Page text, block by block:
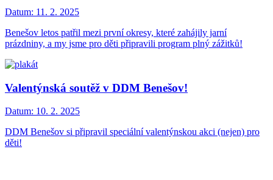
Datum: 11. 2. 2025
Benešov letos patřil mezi první okresy, které zahájily jarní
prázdniny, a my jsme pro děti připravili program plný zážitků!
Valentýnská soutěž v DDM Benešov!
Datum: 10. 2. 2025
DDM Benešov si připravil speciální valentýnskou akci (nejen) pro
děti!